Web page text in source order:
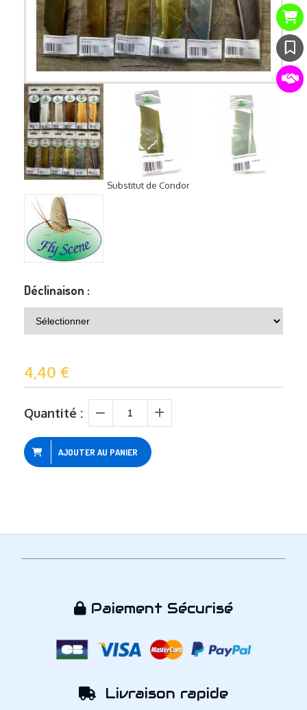
Substitut de Condor
Déclinaison :
4,40 €
Quantité :
AJOUTER AU PANIER
 Paiement Sécurisé
 Livraison rapide